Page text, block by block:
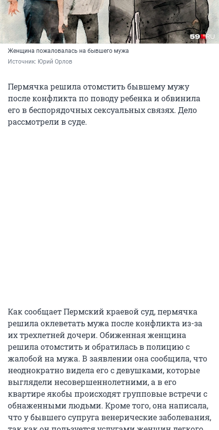
Женщина пожаловалась на бывшего мужа
Источник: Юрий Орлов
Пермячка решила отомстить бывшему мужу
после конфликта по поводу ребенка и обвинила
его в беспорядочных сексуальных связях. Дело
рассмотрели в суде.
Как сообщает Пермский краевой суд, пермячка
решила оклеветать мужа после конфликта из-за
их трехлетней дочери. Обиженная женщина
решила отомстить и обратилась в полицию с
жалобой на мужа. В заявлении она сообщила, что
неоднократно видела его с девушками, которые
выглядели несовершеннолетними, а в его
квартире якобы происходят групповые встречи с
обнаженными людьми. Кроме того, она написала,
что у бывшего супруга венерические заболевания,